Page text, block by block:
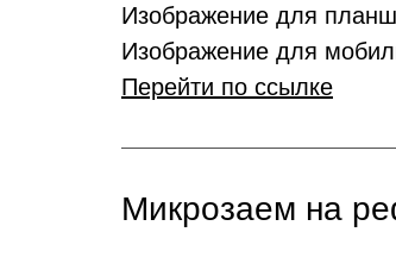
Изображение для
Изображение для
Перейти по ссылке
Микрозаем на